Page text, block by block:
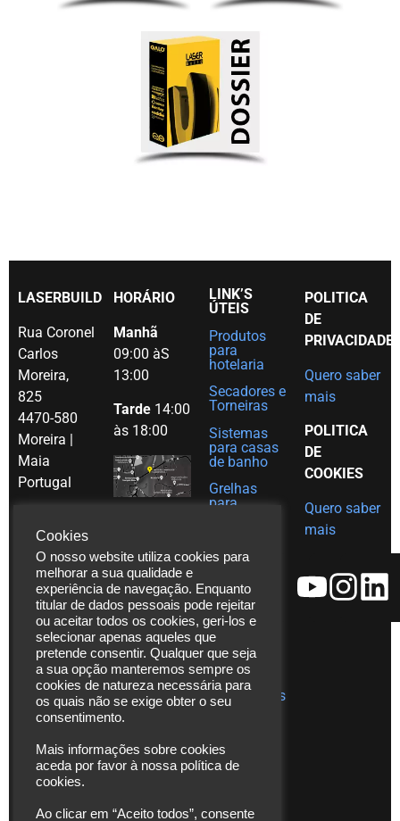
LASERBUILD
Rua Coronel
Carlos
Moreira,
825
4470-580
Moreira |
Maia
Portugal
229 480
271
Fax. (+351)
229 480
272
*chamada
para rede
fixa
nacional
info@laserbuild.pt
area.electrica2000@gmail.com
HORÁRIO
Manhã
09:00 àS
13:00
Tarde 14:00
às 18:00
LINK’S
ÚTEIS
Produtos
para
hotelaria
Secadores e
Torneiras
Sistemas
para casas
de banho
Grelhas
para
Ajudas
Catálogos
Vídeos
Assistência
Técnica
Publicações
POLITICA
DE
PRIVACIDADE
Quero saber
mais
POLITICA
DE
COOKIES
Quero saber
mais
Cookies
O nosso website utiliza cookies para
melhorar a sua qualidade e
experiência de navegação. Enquanto
titular de dados pessoais pode rejeitar
ou aceitar todos os cookies, geri-los e
selecionar apenas aqueles que
pretende consentir. Qualquer que seja
a sua opção manteremos sempre os
cookies de natureza necessária para
os quais não se exige obter o seu
consentimento.
Mais informações sobre cookies
aceda por favor à nossa política de
cookies.
Ao clicar em “Aceito todos”, consente